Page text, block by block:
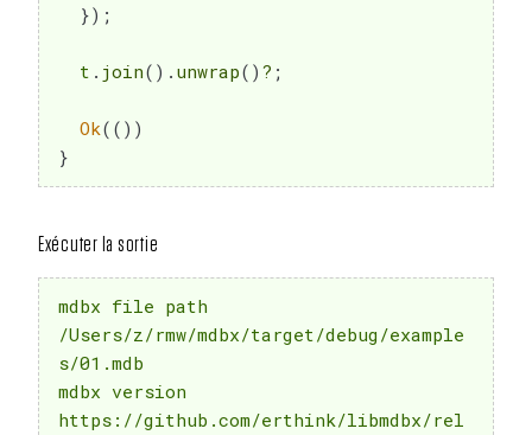
}) ;
  t
. join( ) . unwrap( ) ? ;
Ok( ( ) )
}
Exécuter la sortie
mdbx file path
/Users/z/rmw/mdbx/target/debug/example
s/01.mdb
mdbx version
https://github.com/erthink/libmdbx/rel